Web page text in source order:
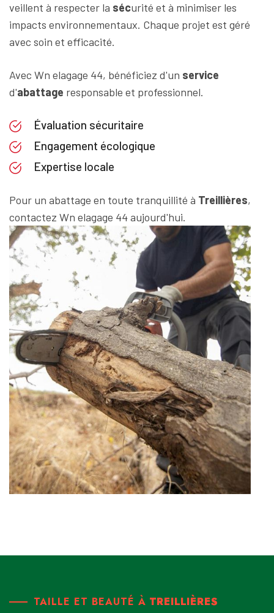
veillent à respecter la sécurité et à minimiser les
impacts environnementaux. Chaque projet est géré
avec soin et efficacité.
Avec Wn elagage 44, bénéficiez d'un service
d'abattage responsable et professionnel.
Évaluation sécuritaire
Engagement écologique
Expertise locale
Pour un abattage en toute tranquillité à Treillières,
contactez Wn elagage 44 aujourd'hui.
TAILLE ET BEAUTÉ À TREILLIÈRES